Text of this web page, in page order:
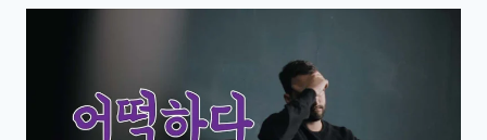
력
意
味